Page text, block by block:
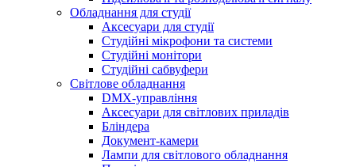
Обладнання для студії
Аксесуари для студії
Студійні мікрофони та системи
Студійні монітори
Студійні сабвуфери
Світлове обладнання
DMX-управління
Аксесуари для світлових приладів
Бліндера
Документ-камери
Лампи для світлового обладнання